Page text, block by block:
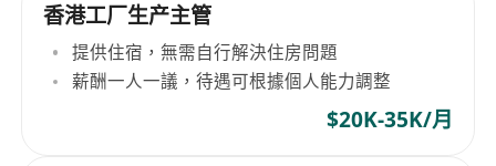
香港工厂生产主管
提供住宿，無需自行解決住房問題
薪酬一人一議，待遇可根據個人能力調整
$20K-35K/月